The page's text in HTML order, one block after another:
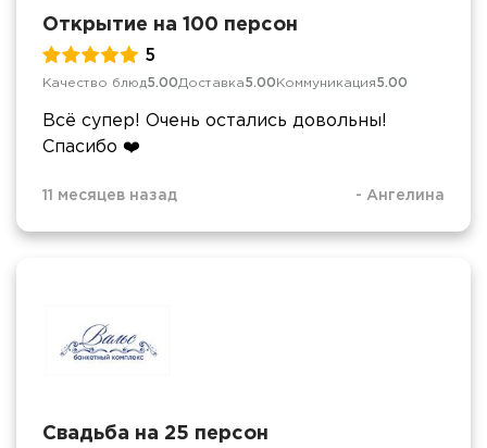
Открытие на 100 персон
5
Качество блюд5.00Доставка5.00 Коммуникация5.00
Всё супер! Очень остались довольны!
Спасибо ❤️
11 месяцев назад - Ангелина
Свадьба на 25 персон